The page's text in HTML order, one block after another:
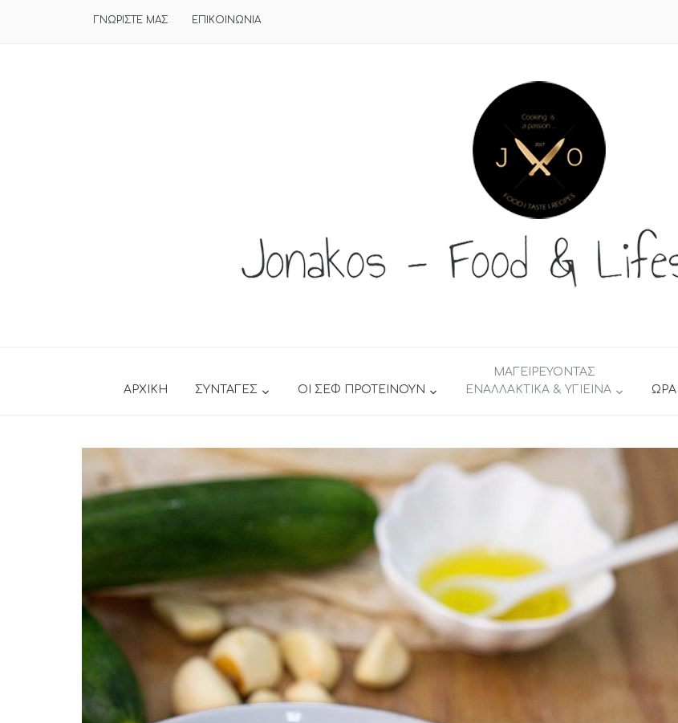
ΓΝΩΡΙΣΤΕ ΜΑΣ ΕΠΙΚΟΙΝΩΝΙΑ
ΑΡΧΙΚΗ ΣΥΝΤΑΓΕΣ ΟΙ ΣΕΦ ΠΡΟΤΕΙΝΟΥΝ
ΜΑΓΕΙΡΕΥΟΝΤΑΣ
ΕΝΑΛΛΑΚΤΙΚΑ & ΥΓΙΕΙΝΑ
ΩΡΑ